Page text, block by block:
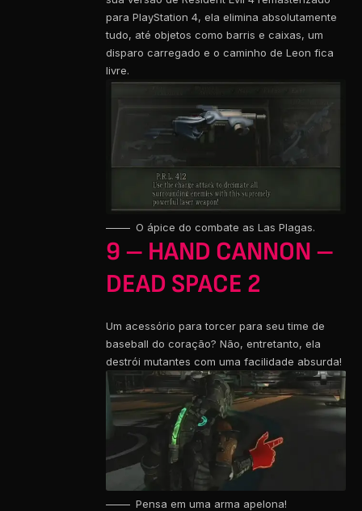
para PlayStation 4, ela elimina absolutamente
tudo, até objetos como barris e caixas, um
disparo carregado e o caminho de Leon fica
livre.
O ápice do combate as Las Plagas.
9 – HAND CANNON –
DEAD SPACE 2
Um acessório para torcer para seu time de
baseball do coração? Não, entretanto, ela
destrói mutantes com uma facilidade absurda!
Pensa em uma arma apelona!